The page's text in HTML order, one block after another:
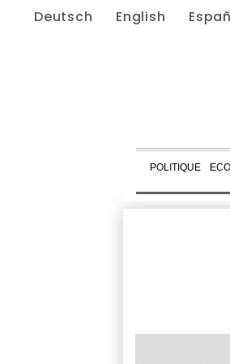
Deutsch English
POLITIQUE